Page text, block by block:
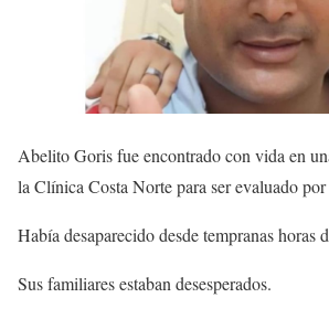
Abelito Goris fue encontrado con vida en
la Clínica Costa Norte para ser evaluado
Había desaparecido desde tempranas horas
Sus familiares estaban desesperados.